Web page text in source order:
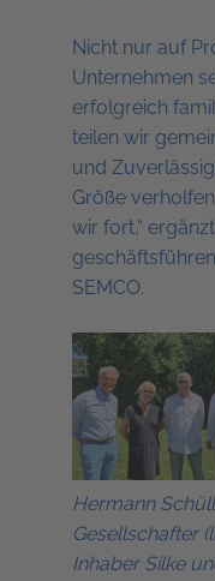
Nicht nur auf
Unternehmen
erfolgreich
teilen wir
und
Größe
wir fort,“
SEMCO.
Hermann
Gesellschafter
Inhaber Silke